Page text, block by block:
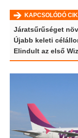
KAPCSOLÓDÓ
Járatsűrűséget
Újabb keleti
Elindult az első